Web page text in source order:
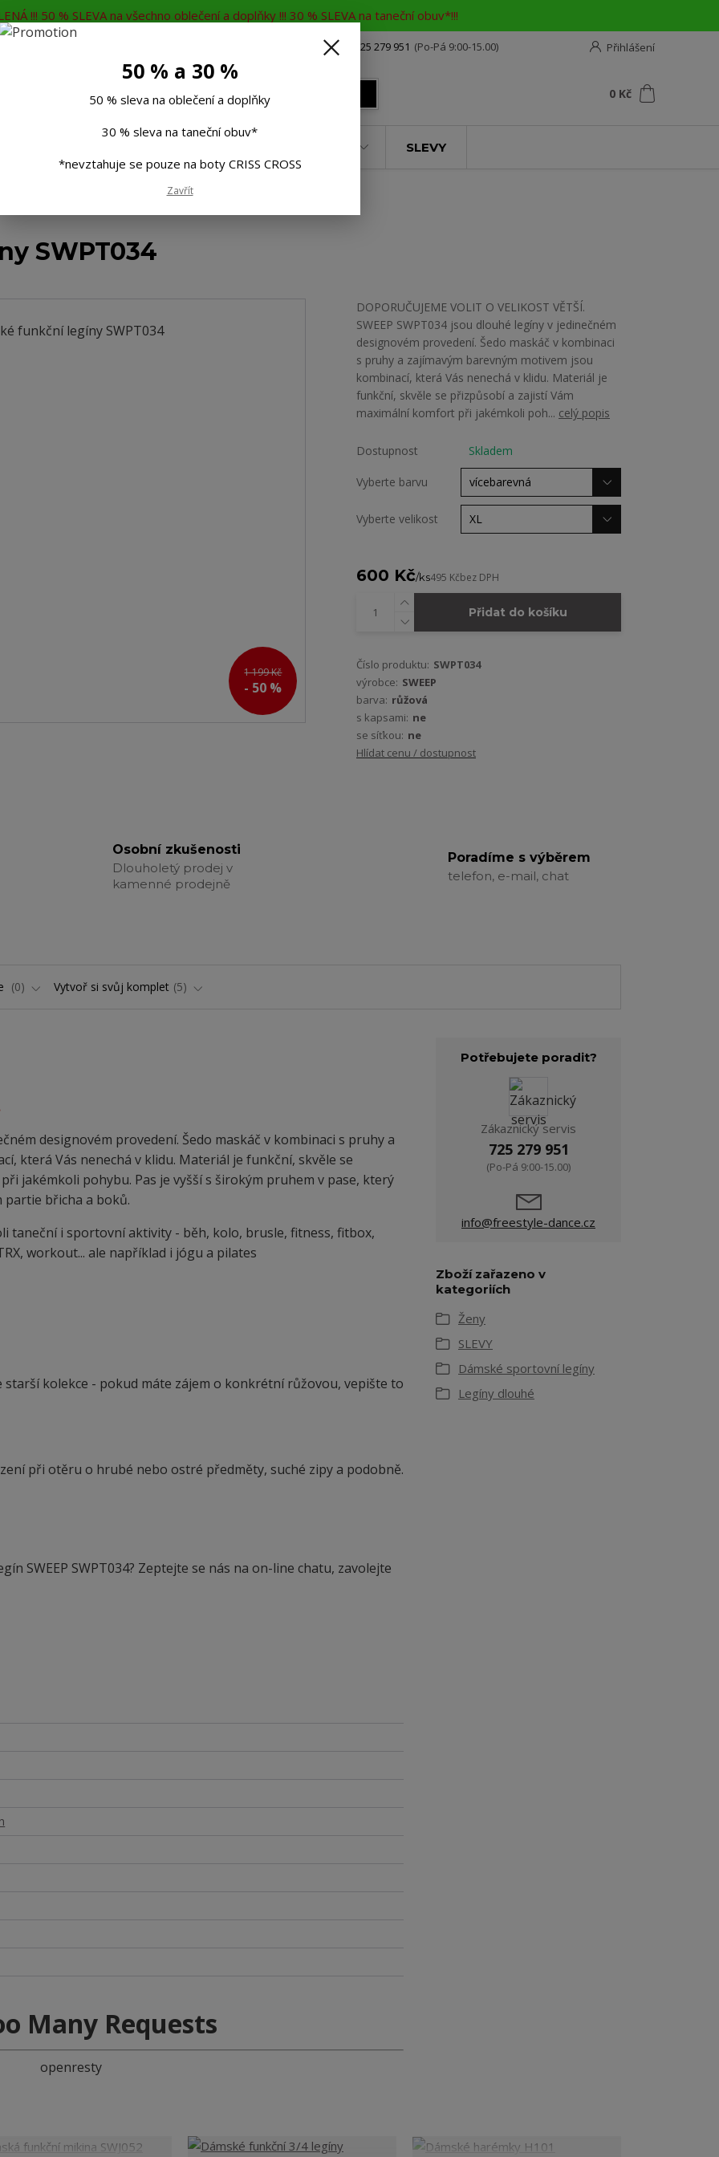
!!! 50 % SLEVA na všechno oblečení a doplňky !!! 30 % SLEVA na taneční obuv*!!!
Přihlášení
Rádi Vám poradíme 725 279 951 (Po-Pá 9:00-15.00)
0 Kč
SLEVY
SWPT034
1 199 Kč
- 50 %
DOPORUČUJEME VOLIT O VELIKOST VĚTŠÍ.
SWEEP SWPT034 jsou dlouhé legíny v jedinečném
designovém provedení. Šedo maskáč v kombinaci
s pruhy a zajímavým barevným motivem jsou
kombinací, která Vás nenechá v klidu. Materiál je
funkční, skvěle se přizpůsobí a zajistí Vám
maximální komfort při jakémkoli poh... celý popis
Dostupnost Skladem
Vyberte barvu
Vyberte velikost
600 Kč/ks495 Kčbez DPH
Přidat do košíku
Číslo produktu: SWPT034
výrobce: SWEEP
barva: růžová
s kapsami: ne
se síťkou: ne
Hlídat cenu / dostupnost
Osobní zkušenosti
Dlouholetý prodej v
kamenné prodejně
Poradíme s výběrem
telefon, e-mail, chat
0 Vytvoř si svůj komplet 5
designovém provedení. Šedo maskáč v kombinaci s pruhy a
která Vás nenechá v klidu. Materiál je funkční, skvěle se
jakémkoli pohybu. Pas je vyšší s širokým pruhem v pase, který
břicha a boků.
taneční i sportovní aktivity - běh, kolo, brusle, fitness, fitbox,
workout... ale například i jógu a pilates
starší kolekce - pokud máte zájem o konkrétní růžovou, vepište to
při otěru o hrubé nebo ostré předměty, suché zipy a podobně.
SWEEP SWPT034? Zeptejte se nás na on-line chatu, zavolejte
Many Requests
openresty
Potřebujete poradit?
Zákaznický servis
725 279 951
(Po-Pá 9:00-15.00)
info@freestyle-dance.cz
Zboží zařazeno v
kategoriích
Ženy
SLEVY
Dámské sportovní legíny
Legíny dlouhé
50 % a 30 %
50 % sleva na oblečení a doplňky
30 % sleva na taneční obuv*
*nevztahuje se pouze na boty CRISS CROSS
Zavřít